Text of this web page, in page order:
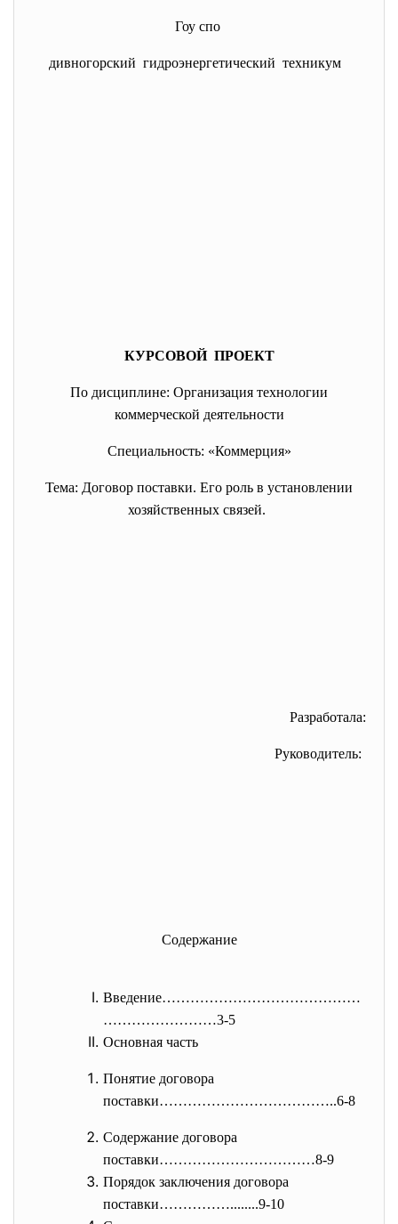
Гоу спо
дивногорский гидроэнергетический техникум
КУРСОВОЙ ПРОЕКТ
По дисциплине: Организация технологии
коммерческой деятельности
Специальность: «Коммерция»
Тема: Договор поставки. Его роль в установлении
хозяйственных связей.
Разработала:
Руководитель:
Содержание
Введение……………………………………
……………………3-5
Основная часть
Понятие договора
поставки………………………………..6-8
Содержание договора
поставки……………………………8-9
Порядок заключения договора
поставки……………........9-10